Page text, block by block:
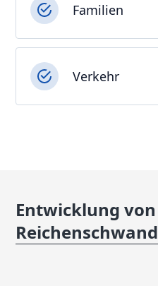
Familien
Verkehr
Entwicklung von
Reichenschwand